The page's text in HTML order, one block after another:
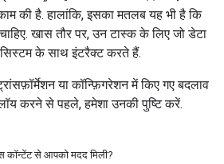
की है. हालांकि, इसका मतलब यह भी है कि
खास तौर पर, उन टास्क के लिए जो डेटा
सिस्टम के साथ इंटरैक्ट करते हैं.
या कॉन्फ़िगरेशन में किए गए बदलाव
करने से पहले, हमेशा उनकी पुष्टि करें.
कॉन्टेंट से आपको मदद मिली?